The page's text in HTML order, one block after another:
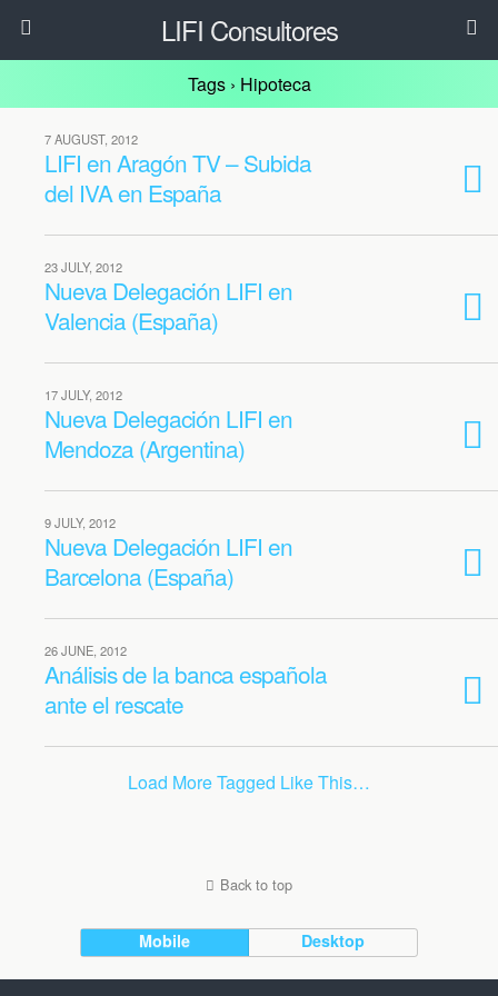
LIFI Consultores
Tags › Hipoteca
7 AUGUST, 2012
LIFI en Aragón TV – Subida
del IVA en España
23 JULY, 2012
Nueva Delegación LIFI en
Valencia (España)
17 JULY, 2012
Nueva Delegación LIFI en
Mendoza (Argentina)
9 JULY, 2012
Nueva Delegación LIFI en
Barcelona (España)
26 JUNE, 2012
Análisis de la banca española
ante el rescate
Load More Tagged Like This…
Back to top
Mobile Desktop